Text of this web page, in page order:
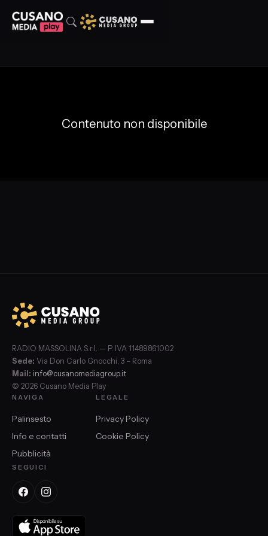
Contenuto non disponibile
RADIO MASSOLINA S.r.l. — P. IVA 11489861002
Sede: Via Don Carlo Gnocchi, 3 – Roma
Mail: info@cusanomediagroup.it
© 2026 Cusano Media Play
NAVIGA
Palinsesto
Info e contatti
Pubblicità
LEGALE
Privacy Policy
Cookie Policy
SEGUICI